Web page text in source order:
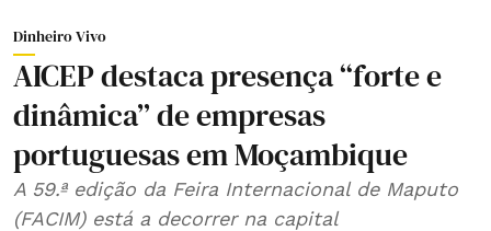
Dinheiro Vivo
AICEP destaca presença “forte e
dinâmica” de empresas
portuguesas em Moçambique
A 59.ª edição da Feira Internacional de Maputo
(FACIM) está a decorrer na capital